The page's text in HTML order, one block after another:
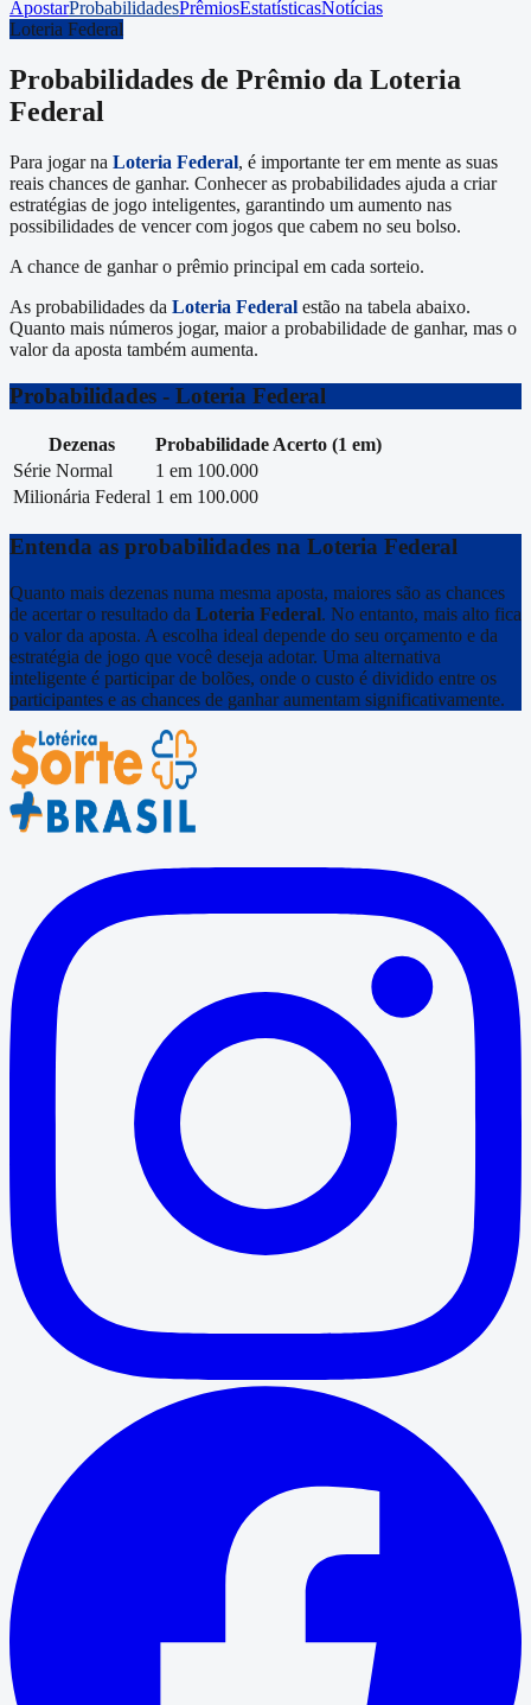
ApostarProbabilidadesPrêmiosEstatísticasNotícias
Loteria Federal
Probabilidades de Prêmio da Loteria
Federal
Para jogar na Loteria Federal, é importante ter em mente as suas
reais chances de ganhar. Conhecer as probabilidades ajuda a criar
estratégias de jogo inteligentes, garantindo um aumento nas
possibilidades de vencer com jogos que cabem no seu bolso.
A chance de ganhar o prêmio principal em cada sorteio.
As probabilidades da Loteria Federal estão na tabela abaixo.
Quanto mais números jogar, maior a probabilidade de ganhar, mas o
valor da aposta também aumenta.
Probabilidades - Loteria Federal
Dezenas
Probabilidade Acerto (1 em)
Série Normal
1 em 100.000
Milionária Federal 1 em 100.000
Entenda as probabilidades na Loteria Federal
Quanto mais dezenas numa mesma aposta, maiores são as chances
de acertar o resultado da Loteria Federal. No entanto, mais alto fica
o valor da aposta. A escolha ideal depende do seu orçamento e da
estratégia de jogo que você deseja adotar. Uma alternativa
inteligente é participar de bolões, onde o custo é dividido entre os
participantes e as chances de ganhar aumentam significativamente.